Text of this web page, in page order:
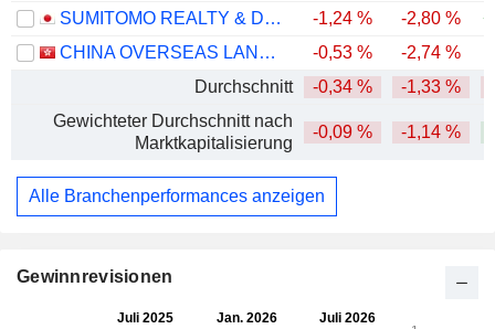
SUMITOMO REALTY & DEVELOPMENT CO., LTD.
-1,24 % -2,80 %
CHINA OVERSEAS LAND & INVESTMENT LIMITED
-0,53 % -2,74 %
Durchschnitt
-0,34 % -1,33 %
Gewichteter Durchschnitt nach
Marktkapitalisierung
-0,09 % -1,14 %
Alle Branchenperformances anzeigen
Gewinnrevisionen